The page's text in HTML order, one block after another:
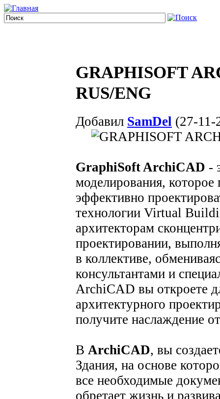
GRAPHISOFT
RUS/ENG
Добавил SamDel (27-11-
GraphiSoft ArchiCAD -
моделирования, которое
эффективно
технологии Virtual
архитекторам
проектировании,
в коллективе,
консультантами и
ArchiCAD вы откроете
архитектурного
получите наслаждение
В ArchiCAD, вы
Здания, на основе
все необходимые
обретает жизнь и